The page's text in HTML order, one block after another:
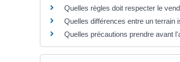
Quelles règles doit respecter le
Quelles différences entre un terrain
Quelles précautions prendre avant